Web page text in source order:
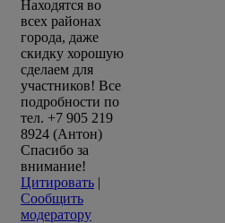
Находятся во
всех районах
города, даже
скидку хорошую
сделаем для
участников! Все
подробности по
тел. +7 905 219
8924 (Антон)
Спасибо за
внимание!
Цитировать |
Сообщить
модератору